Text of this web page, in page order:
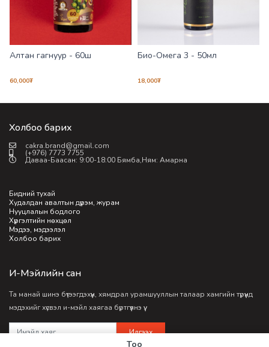
Тоо
Алтан гагнуур - 60ш
60,000₮
Био-Омега 3 - 50мл
18,000₮
Холбоо барих
cakra.brand@gmail.com
(+976) 7773 7755
Даваа-Баасан: 9:00-18:00 Бямба,Ням: Амарна
Бидний тухай
Худалдан авалтын дүрэм, журам
Нууцлалын бодлого
Хүргэлтийн нөхцөл
Мэдээ, мэдээлэл
Холбоо барих
И-Мэйлийн сан
Та манай шинэ бүтээгдэхүүн, хямдрал урамшууллын талаар хамгийн түрүүнд
мэдэхийг хүсвэл и-мэйл хаягаа бүртгүүлнэ үү.
Илгээх